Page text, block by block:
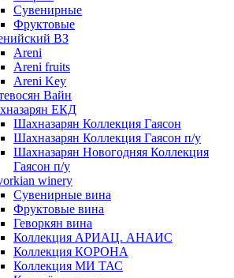
Сувенирные
Фруктовые
ВЗ
Areni
Areni fruits
Areni Key
Вайн
ЕКД
Шахназарян Коллекция Гаясон
Шахназарян Коллекция Гаясон п/у
Шахназарян Новогодняя Коллекция
Гаясон п/у
winery
Сувенирные вина
Фруктовые вина
Геворкян вина
Коллекция АРИАЦ. АНАИС
Коллекция КОРОНА
Коллекция МИ ТАС